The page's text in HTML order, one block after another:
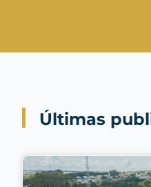
Últimas